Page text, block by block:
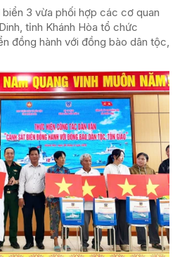
3 vừa phối hợp các cơ quan
tỉnh Khánh Hòa tổ chức
đồng hành với đồng bào dân tộc,